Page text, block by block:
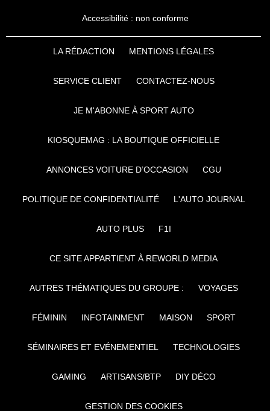
Accessibilité : non conforme
LA RÉDACTION MENTIONS LÉGALES
SERVICE CLIENT CONTACTEZ-NOUS
JE M'ABONNE À SPORT AUTO
KIOSQUEMAG : LA BOUTIQUE OFFICIELLE
ANNONCES VOITURE D’OCCASION CGU
POLITIQUE DE CONFIDENTIALITÉ L'AUTO JOURNAL
AUTO PLUS F1I
CE SITE APPARTIENT À REWORLD MEDIA
AUTRES THÉMATIQUES DU GROUPE : VOYAGES
FÉMININ INFOTAINMENT MAISON SPORT
SÉMINAIRES ET EVÉNEMENTIEL TECHNOLOGIES
GAMING ARTISANS/BTP DIY DÉCO
GESTION DES COOKIES